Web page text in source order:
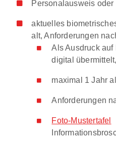
Personalausweis
aktuelles
alt, Anforderungen
Als Ausdruck
digital übermittelt,
maximal 1 Jahr
Anforderungen
Foto-Mustertafel